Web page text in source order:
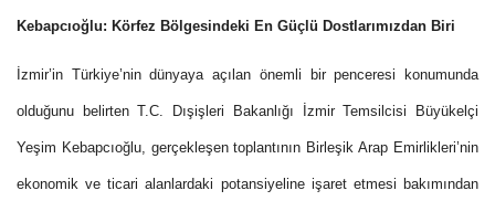
Kebapcıoğlu: Körfez Bölgesindeki En Güçlü Dostlarımızdan Biri
İzmir’in Türkiye’nin dünyaya açılan önemli bir penceresi konumunda
olduğunu belirten T.C. Dışişleri Bakanlığı İzmir Temsilcisi Büyükelçi
Yeşim Kebapcıoğlu, gerçekleşen toplantının Birleşik Arap Emirlikleri’nin
ekonomik ve ticari alanlardaki potansiyeline işaret etmesi bakımından